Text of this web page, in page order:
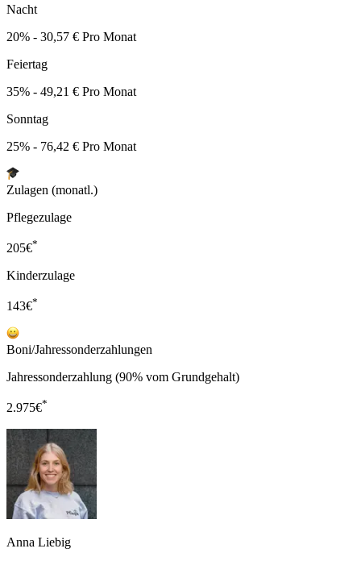
Nacht
20% - 30,57 € Pro Monat
Feiertag
35% - 49,21 € Pro Monat
Sonntag
25% - 76,42 € Pro Monat
Zulagen (monatl.)
Pflegezulage
205€*
Kinderzulage
143€*
Boni/Jahressonderzahlungen
Jahressonderzahlung (90% vom Grundgehalt)
2.975€*
Anna Liebig